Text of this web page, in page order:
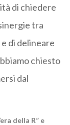
di chiedere
tra
di delineare
chiesto
dal
della R” e